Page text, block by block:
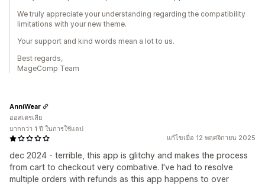
We truly appreciate your understanding regarding the compatibility
limitations with your new theme.
Your support and kind words mean a lot to us.
Best regards,
MageComp Team
แก้ไขเมื่อ 12 พฤศจิกายน 2025
dec 2024 - terrible, this app is glitchy and makes the process
from cart to checkout very combative. I've had to resolve
multiple orders with refunds as this app happens to over
AnniWear
ออสเตรเลีย
มากกว่า 1 ปี ในการใช้แอป